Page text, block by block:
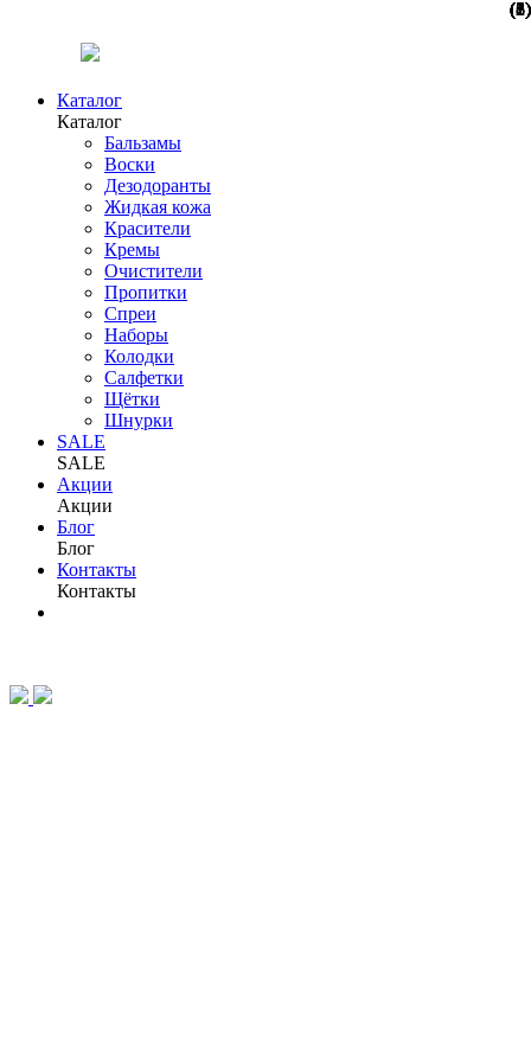
Каталог
Каталог
Бальзамы
Воски
Дезодоранты
Жидкая кожа
Красители
Кремы
Очистители
Пропитки
Спреи
Наборы
Колодки
Салфетки
Щётки
Шнурки
SALE
SALE
Акции
Акции
Блог
Блог
Контакты
Контакты
(2)
(1)
(1)
(1)
(1)
(1)
(1)
(8)
(6)
(2)
(8)